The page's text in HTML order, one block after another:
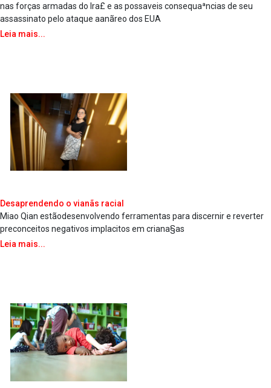
nas forças armadas do Ira£ e as possa­veis consequaªncias de seu
assassinato pelo ataque aanãreo dos EUA
Leia mais...
Desaprendendo o vianãs racial
Miao Qian estãodesenvolvendo ferramentas para discernir e reverter
preconceitos negativos impla­citos em criana§as
Leia mais...